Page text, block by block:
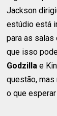
Jackson
estúdio está
para as salas
que isso
Godzilla e
questão,
o que